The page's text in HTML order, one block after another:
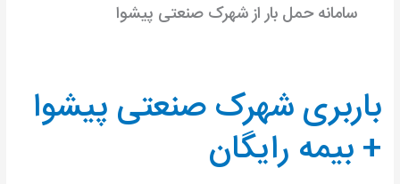
سامانه حمل بار از شهرک صنعتی پیشوا
باربری شهرک صنعتی پیشوا
+ بیمه رایگان
باربری
شهرک
صنعتی